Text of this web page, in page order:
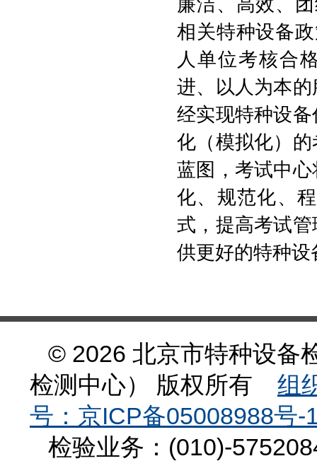
廉洁、高效、
相关特种设备
人单位考核合
进、以人为本
经实现特种设
化（模拟化）
蓝图， 考试中心
化、规范化、
式，提高考试
供更好的特种
© 2026 北京市特种设备
检测中心） 版权所有
组
号：京ICP备05008988号-
检验业务：(010)-